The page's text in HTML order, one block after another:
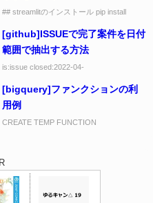
## streamlitのインストール pip install
streamli...
[github]ISSUEで完了案件を日付
範囲で抽出する方法
is:issue closed:2022-04-
30T00:00:00+09:00 l...
[bigquery]ファンクションの利
用例
CREATE TEMP FUNCTION